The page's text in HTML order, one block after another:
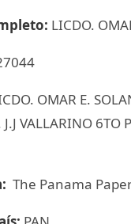
LICDO.
OMAR E.
VALLARINO
The Panama